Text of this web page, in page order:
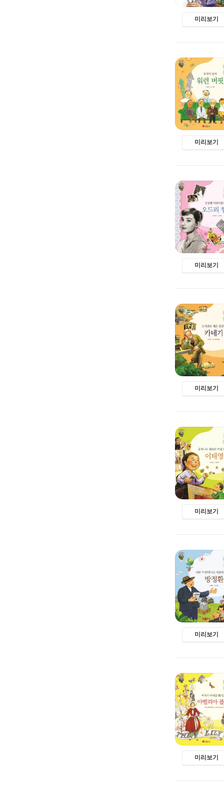
미리보기
미리보기
미리보기
미리보기
미리보기
미리보기
미리보기